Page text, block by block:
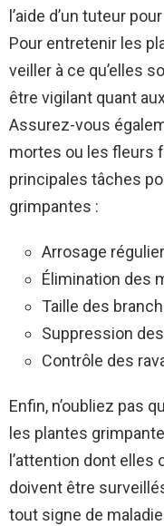
l’aide d’un tuteur
Pour entretenir les
veiller à ce qu’elles
être vigilant quant
Assurez-vous
mortes ou les fleurs
principales tâches
grimpantes :
Arrosage régulier
Élimination des
Taille des
Suppression
Contrôle des
Enfin, n’oubliez pas
les plantes
l’attention dont elles
doivent être
tout signe de